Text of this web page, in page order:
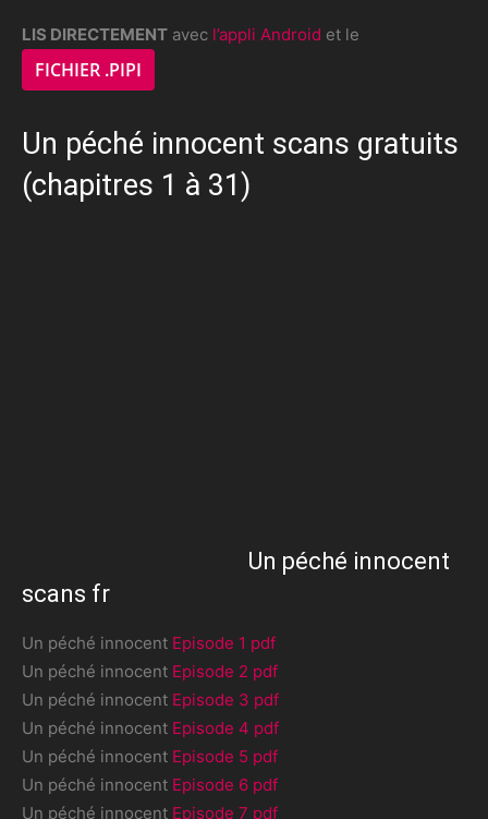
LIS DIRECTEMENT avec l’appli Android et le
FICHIER .PIPI
Un péché innocent scans gratuits
(chapitres 1 à 31)
Un péché innocent
scans fr
Un péché innocent Episode 1 pdf
Un péché innocent Episode 2 pdf
Un péché innocent Episode 3 pdf
Un péché innocent Episode 4 pdf
Un péché innocent Episode 5 pdf
Un péché innocent Episode 6 pdf
Un péché innocent Episode 7 pdf